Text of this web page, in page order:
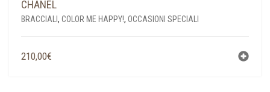
CHANEL
BRACCIALI , COLOR ME HAPPY!, OCCASIONI SPECIALI
210,00€